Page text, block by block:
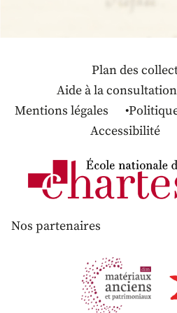
Plan des
Aide à la
Mentions légales
Accessibilité
Nos partenaires